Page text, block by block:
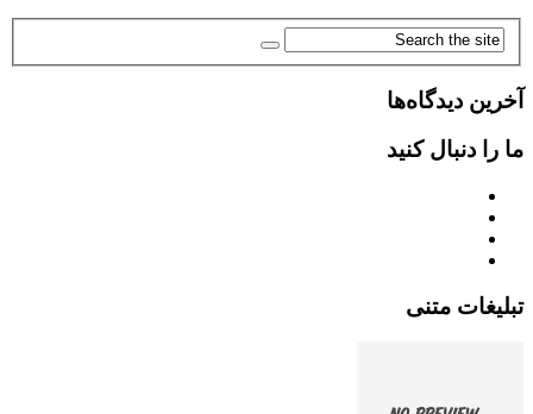
آخرین دیدگاه‌ها
ما را دنبال کنید
تبلیغات متنی